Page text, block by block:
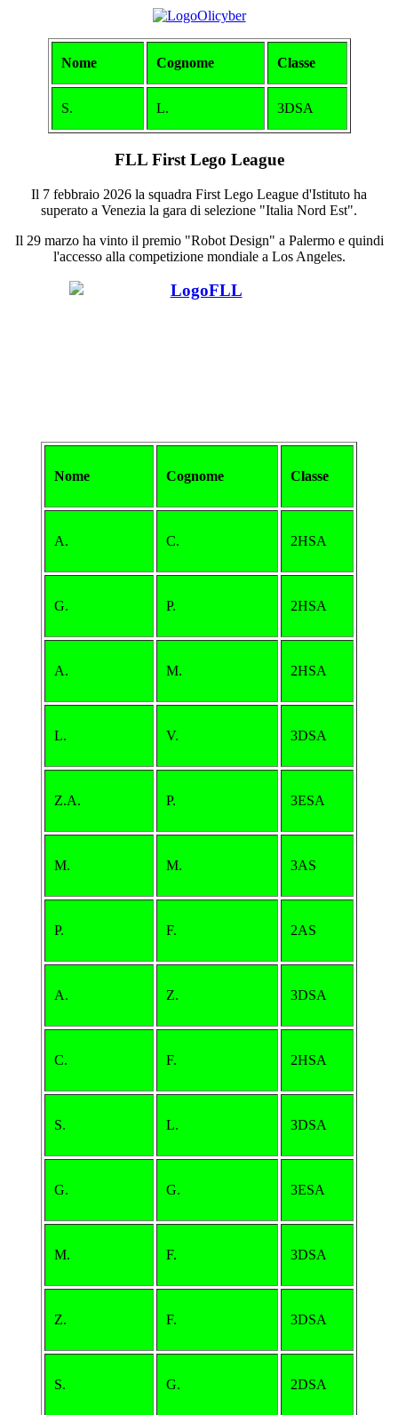
Nome Cognome Classe
S. L. 3DSA
FLL First Lego League
Il 7 febbraio 2026 la squadra First Lego League d'Istituto ha
superato a Venezia la gara di selezione "Italia Nord Est".
Il 29 marzo ha vinto il premio "Robot Design" a Palermo e quindi
l'accesso alla competizione mondiale a Los Angeles.
Nome Cognome Classe
A. C. 2HSA
G. P. 2HSA
A. M. 2HSA
L. V. 3DSA
Z.A. P. 3ESA
M. M. 3AS
P. F. 2AS
A. Z. 3DSA
C. F. 2HSA
S. L. 3DSA
G. G. 3ESA
M. F. 3DSA
Z. F. 3DSA
S. G. 2DSA